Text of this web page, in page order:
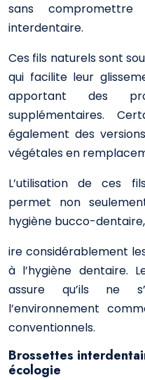
sans compromettre
interdentaire.
Ces fils naturels sont
qui facilite leur
apportant des
supplémentaires.
également des
végétales en
L’utilisation de ces
permet non
hygiène bucco-
ire considérablement
à l’hygiène dentaire.
assure qu’ils ne
l’environnement
conventionnels.
Brossettes
écologie